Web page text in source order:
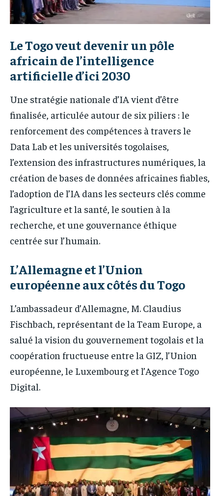
Le Togo veut devenir un pôle
africain de l’intelligence
artificielle d’ici 2030
Une stratégie nationale d’IA vient d’être
finalisée, articulée autour de six piliers : le
renforcement des compétences à travers le
Data Lab et les universités togolaises,
l’extension des infrastructures numériques, la
création de bases de données africaines fiables,
l’adoption de l’IA dans les secteurs clés comme
l’agriculture et la santé, le soutien à la
recherche, et une gouvernance éthique
centrée sur l’humain.
L’Allemagne et l’Union
européenne aux côtés du Togo
L’ambassadeur d’Allemagne, M. Claudius
Fischbach, représentant de la Team Europe, a
salué la vision du gouvernement togolais et la
coopération fructueuse entre la GIZ, l’Union
européenne, le Luxembourg et l’Agence Togo
Digital.